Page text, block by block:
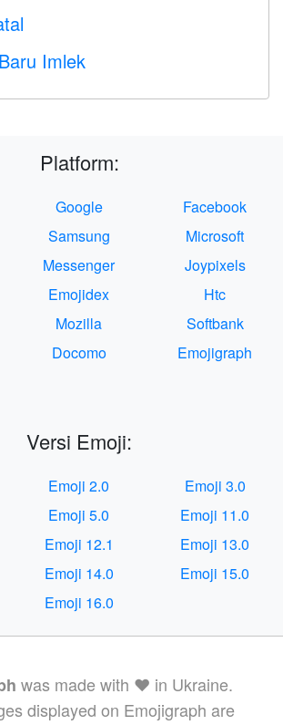
Imlek
Platform:
Google
Facebook
Samsung
Microsoft
Messenger
Joypixels
Emojidex
Htc
Mozilla
Softbank
Docomo
Emojigraph
Versi Emoji:
Emoji 2.0
Emoji 3.0
Emoji 5.0
Emoji 11.0
Emoji 12.1
Emoji 13.0
Emoji 14.0
Emoji 15.0
Emoji 16.0
was made with ❤️ in Ukraine.
displayed on Emojigraph are